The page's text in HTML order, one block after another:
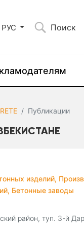
РУС Поиск
Публикации
изделий,
Бетонные заводы
район, туп. 3-й